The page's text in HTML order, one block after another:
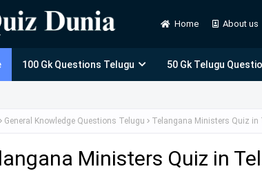
Home About us
100 Gk Questions Telugu 50 Gk Telugu
General Knowledge Questions Telugu Telangana Ministers Quiz in
Ministers Quiz in